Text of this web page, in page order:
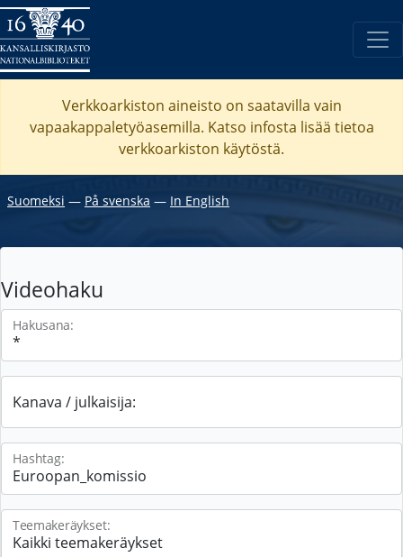
Verkkoarkiston aineisto on saatavilla vain
vapaakappaletyöasemilla. Katso infosta lisää tietoa
verkkoarkiston käytöstä.
Suomeksi ― På svenska ― In English
Videohaku
Hakusana:
Kanava / julkaisija:
Hashtag:
Teemakeräykset: